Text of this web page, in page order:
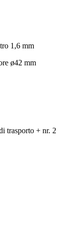
1,6 mm
ø42 mm
trasporto + nr. 2